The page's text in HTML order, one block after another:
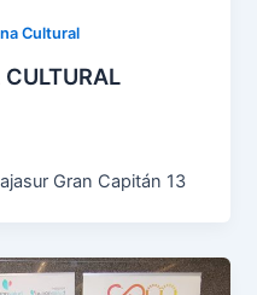
Cultural
Gran Capitán 13